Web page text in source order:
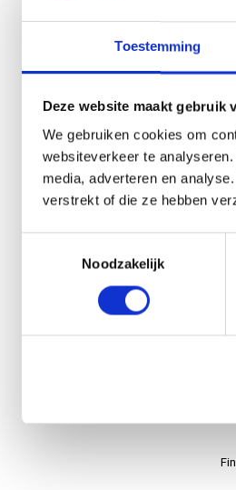
Toestemming
Deze website maakt gebruik
We gebruiken cookies om
websiteverkeer te
media, adverteren en
verstrekt of die ze hebben
Noodzakelijk
op maat.